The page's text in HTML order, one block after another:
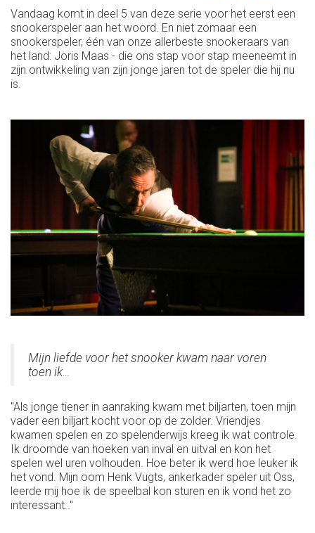
Vandaag komt in deel 5 van deze serie voor het eerst een
snookerspeler aan het woord. En niet zomaar een
snookerspeler, één van onze allerbeste snookeraars van
het land: Joris Maas - die ons stap voor stap meeneemt in
zijn ontwikkeling van zijn jonge jaren tot de speler die hij nu
is.
Mijn liefde voor het snooker kwam naar voren
toen ik…
"Als jonge tiener in aanraking kwam met biljarten, toen mijn
vader een biljart kocht voor op de zolder. Vriendjes
kwamen spelen en zo spelenderwijs kreeg ik wat controle.
Ik droomde van hoeken van inval en uitval en kon het
spelen wel uren volhouden. Hoe beter ik werd hoe leuker ik
het vond. Mijn oom Henk Vugts, ankerkader speler uit Oss,
leerde mij hoe ik de speelbal kon sturen en ik vond het zo
interessant.."